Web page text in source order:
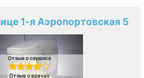
1-я Аэропортовская 5
Отзыв о сервисе
Отзыв о врачах